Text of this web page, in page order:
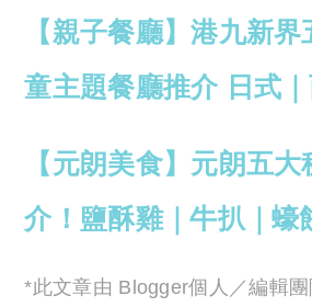
【親子餐廳】港九新
童主題餐廳推介 日式
【元朗美食】元朗五
介！鹽酥雞｜牛扒｜蠔
*此文章由 Blogger個人／編輯